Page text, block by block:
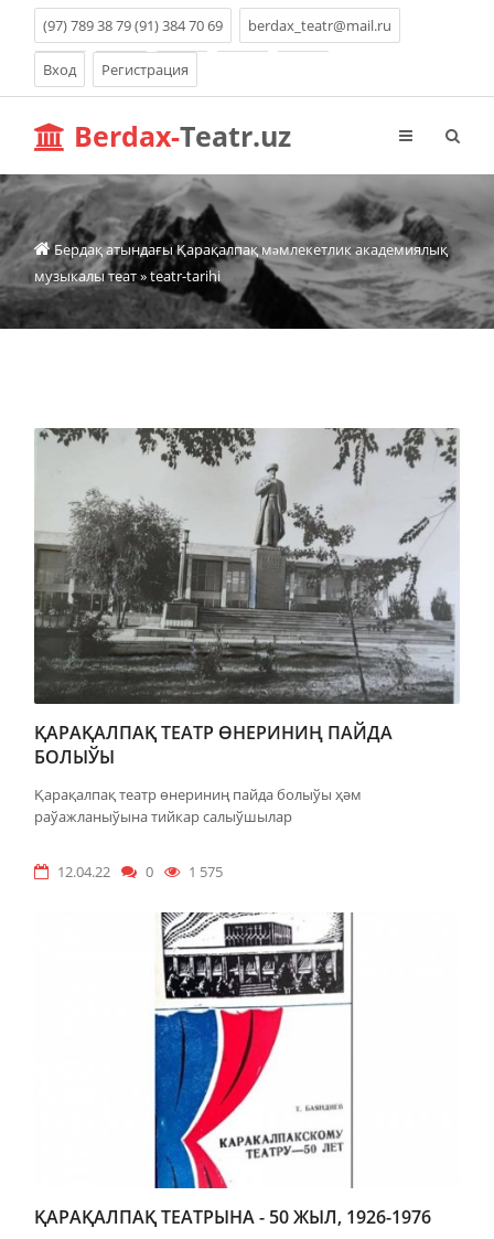
(97) 789 38 79 (91) 384 70 69 berdax_teatr@mail.ru
Вход Регистрация
Berdax-Teatr.uz
Бердақ атындағы Қарақалпақ мəмлекетлик академиялық
музыкалы теат» teatr-tarihi
ҚАРАҚАЛПАҚ ТЕАТР ӨНЕРИНИҢ ПАЙДА
БОЛЫЎЫ
Қарақалпақ театр өнериниң пайда болыўы ҳәм
раўажланыўына тийкар салыўшылар
12.04.22 0 1 575
ҚАРАҚАЛПАҚ ТЕАТРЫНА - 50 ЖЫЛ, 1926-1976